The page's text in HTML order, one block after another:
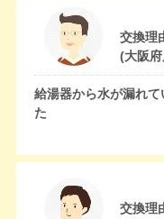
交換理
(大阪
給湯器から水が漏れ
た
交換理